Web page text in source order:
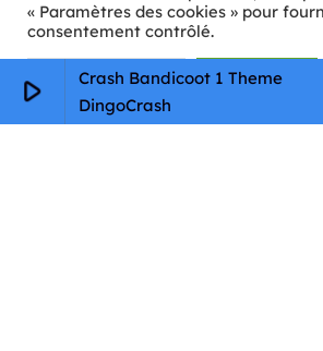
play_arrow
Crash Bandicoot 1 Theme
DingoCrash
✉️Contact
🦊Qui sommes-nous ?
📄
Mentions légales
« Paramètres des cookies » pour
consentement contrôlé.
Paramètres Cookie Tout accepter